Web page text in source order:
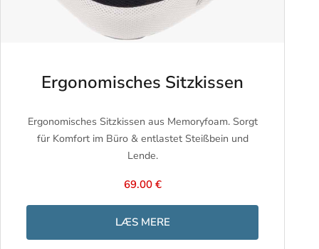
Ergonomisches Sitzkissen
Ergonomisches Sitzkissen aus Memoryfoam. Sorgt
für Komfort im Büro & entlastet Steißbein und
Lende.
69.00 €
LÆS MERE